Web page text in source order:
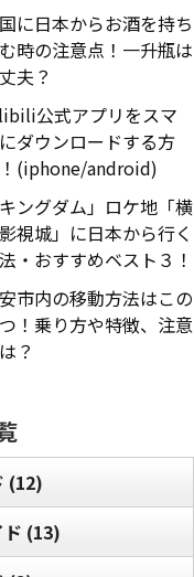
に日本からお酒を持ち
時の注意点！一升瓶は
夫？
公式アプリをスマ
ダウンロードする方
(iphone/android)
キングダム」ロケ地「横
視城」に日本から行く
・おすすめベスト３！
市内の移動方法はこの
！乗り方や特徴、注意
？
(12)
(13)